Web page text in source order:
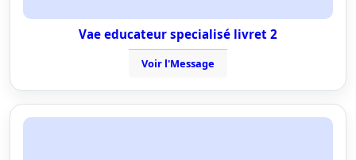
Vae educateur specialisé livret 2
Voir l'Message